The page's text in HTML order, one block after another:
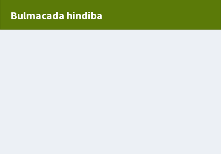
Bulmacada hindiba